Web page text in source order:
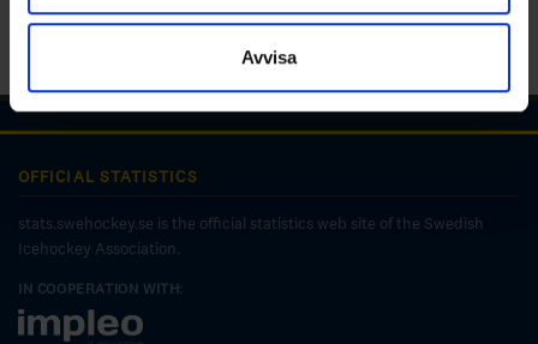
samlat in när du har använt deras tjänster.
Avvisa
OFFICIAL STATISTICS
stats.swehockey.se is the official statistics web site of the Swedish
Icehockey Association.
IN COOPERATION WITH: